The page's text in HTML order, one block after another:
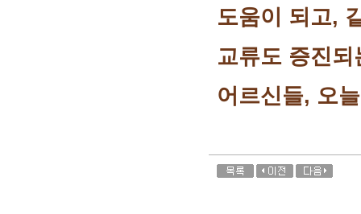
도움이 되고,
교류도 증진
어르신들, 오